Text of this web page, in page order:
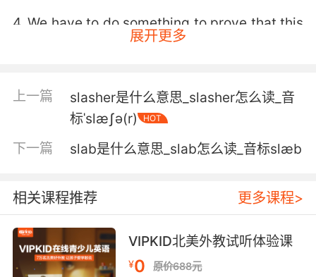
4. We have to do something to prove that this
crew isn't a bunch of slackers.
5. He was a bit of a slacker, but this report
was impressive, insightful, even.
他虽然有点混 但是他这次作的报告令人印象深刻
6. I just I concentrated on teaching
专心向那些中产懒虫们 讲授神经系统科学
展开更多
上一篇
slasher是什么意思_slasher怎么读_音
标ˈslæʃə(r)
HOT
下一篇 slab是什么意思_slab怎么读_音标slæb
相关课程推荐 更多课程>
VIPKID北美外教试听体验课
¥0 原价688元